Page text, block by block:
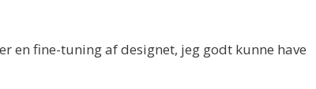
en fine-tuning af designet, jeg godt kunne have